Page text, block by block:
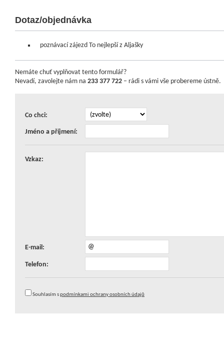
Dotaz/objednávka
poznávací zájezd To nejlepší z Aljašky
Nemáte chuť vyplňovat tento formulář?
Nevadí, zavolejte nám na 233 377 722 – rádi s vámi vše probereme ústně.
Co chci:
Jméno a příjmení:
Vzkaz:
E-mail:
Telefon:
Souhlasím spodmínkami ochrany osobních údajů